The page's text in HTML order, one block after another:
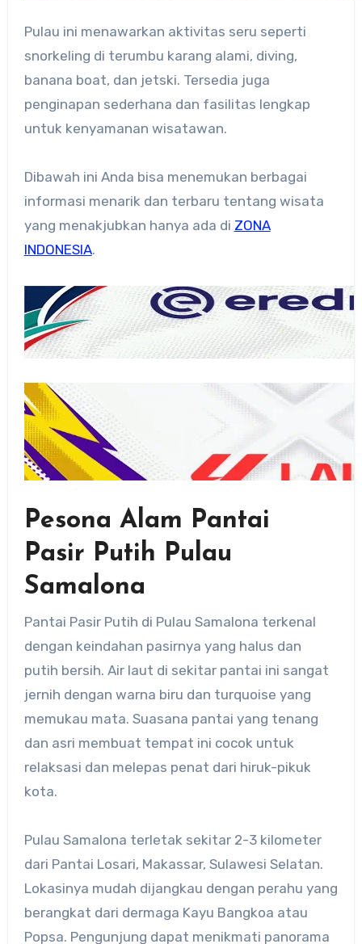
Pulau ini menawarkan aktivitas seru seperti
snorkeling di terumbu karang alami, diving,
banana boat, dan jetski. Tersedia juga
penginapan sederhana dan fasilitas lengkap
untuk kenyamanan wisatawan.
Dibawah ini Anda bisa menemukan berbagai
informasi menarik dan terbaru tentang wisata
yang menakjubkan hanya ada di ZONA
INDONESIA.
Pesona Alam Pantai
Pasir Putih Pulau
Samalona
Pantai Pasir Putih di Pulau Samalona terkenal
dengan keindahan pasirnya yang halus dan
putih bersih. Air laut di sekitar pantai ini sangat
jernih dengan warna biru dan turquoise yang
memukau mata. Suasana pantai yang tenang
dan asri membuat tempat ini cocok untuk
relaksasi dan melepas penat dari hiruk-pikuk
kota.
Pulau Samalona terletak sekitar 2-3 kilometer
dari Pantai Losari, Makassar, Sulawesi Selatan.
Lokasinya mudah dijangkau dengan perahu yang
berangkat dari dermaga Kayu Bangkoa atau
Popsa. Pengunjung dapat menikmati panorama